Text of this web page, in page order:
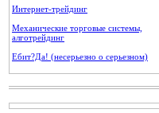
Интернет-трейдинг
Механические торговые системы,
алготрейдинг
Ебит?Да! (несерьезно о серьезном)